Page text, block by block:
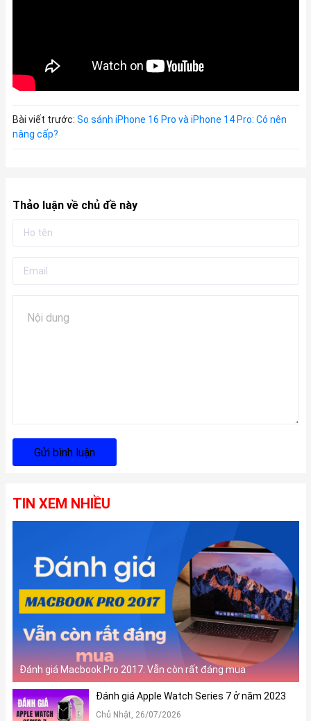
Bài viết trước: So sánh iPhone 16 Pro và iPhone 14 Pro: Có nên
nâng cấp?
Thảo luận về chủ đề này
Gửi bình luận
TIN XEM NHIỀU
Đánh giá Macbook Pro 2017: Vẫn còn rất đáng mua
Đánh giá Apple Watch Series 7 ở năm 2023
Chủ Nhật, 26/07/2026